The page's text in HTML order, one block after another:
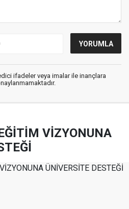
ifadeler veya imalar ile inançlara
VİZYONUNA